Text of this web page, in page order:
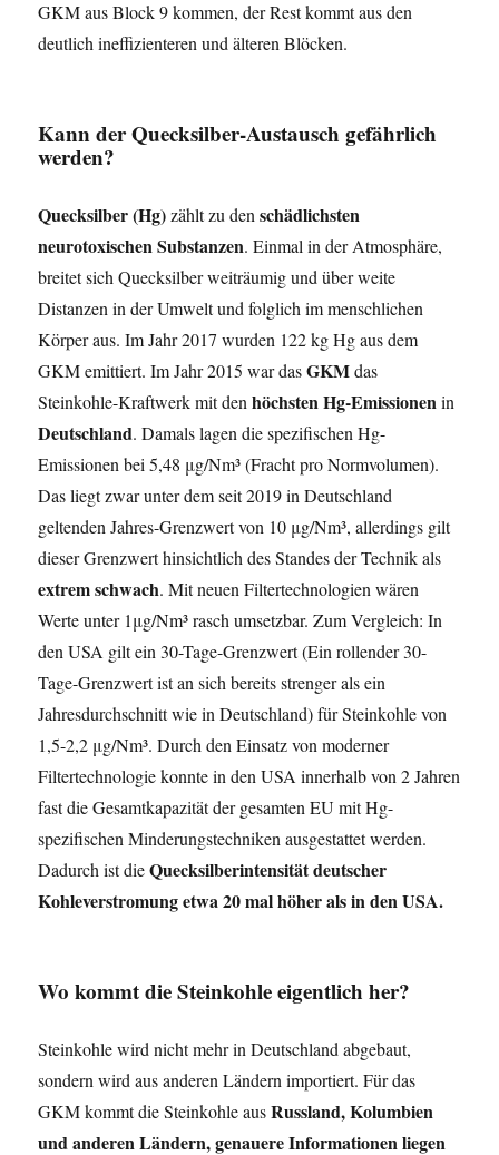
GKM aus Block 9 kommen, der Rest kommt aus den
deutlich ineffizienteren und älteren Blöcken.
Kann der Quecksilber-Austausch gefährlich
werden?
Quecksilber (Hg)zählt zu denschädlichsten
neurotoxischen Substanzen. Einmal in der Atmosphäre,
breitet sich Quecksilber weiträumig und über weite
Distanzen in der Umwelt und folglich im menschlichen
Körper aus. Im Jahr 2017 wurden 122 kg Hg aus dem
GKM emittiert. Im Jahr 2015 war dasGKMdas
Steinkohle-Kraftwerk mit denhöchsten Hg-Emissionenin
Deutschland. Damals lagen die spezifischen Hg-
Emissionen bei 5,48 μg/Nm³ (Fracht pro Normvolumen).
Das liegt zwar unter dem seit 2019 in Deutschland
geltenden Jahres-Grenzwert von 10 μg/Nm³, allerdings gilt
dieser Grenzwert hinsichtlich des Standes der Technik als
extrem schwach. Mit neuen Filtertechnologien wären
Werte unter 1μg/Nm³ rasch umsetzbar. Zum Vergleich: In
den USA gilt ein 30-Tage-Grenzwert (Ein rollender 30-
Tage-Grenzwert ist an sich bereits strenger als ein
Jahresdurchschnitt wie in Deutschland) für Steinkohle von
1,5-2,2 μg/Nm³. Durch den Einsatz von moderner
Filtertechnologie konnte in den USA innerhalb von 2 Jahren
fast die Gesamtkapazität der gesamten EU mit Hg-
spezifischen Minderungstechniken ausgestattet werden.
Dadurch ist dieQuecksilberintensität deutscher
Kohleverstromung etwa 20 mal höher als in den USA.
Wo kommt die Steinkohle eigentlich her?
Steinkohle wird nicht mehr in Deutschland abgebaut,
sondern wird aus anderen Ländern importiert. Für das
GKM kommt die Steinkohle ausRussland, Kolumbien
und anderen Ländern, genauere Informationen liegen